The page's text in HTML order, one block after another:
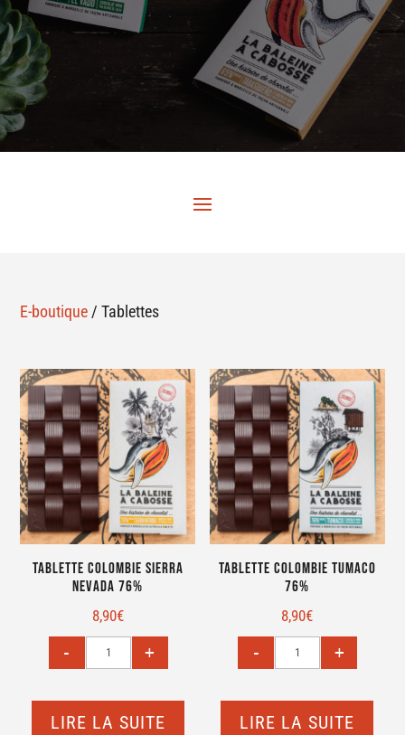
E-boutique / Tablettes
Tablette Colombie Sierra
Nevada 76%
8,90€
LIRE LA SUITE
Tablette Colombie Tumaco
76%
8,90€
LIRE LA SUITE